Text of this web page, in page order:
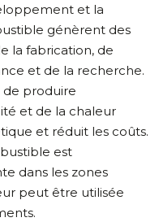
et la
génèrent des
la fabrication, de
et de la recherche.
de produire
et de la chaleur
et réduit les coûts.
est
dans les zones
peut être utilisée